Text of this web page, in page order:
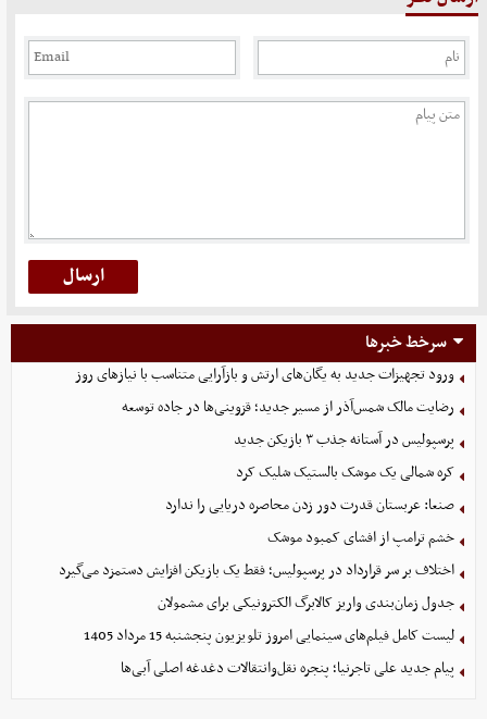
سرخط خبرها
ورود تجهیزات جدید به یگان‌های ارتش و بازآرایی متناسب با نیازهای روز
رضایت مالک شمس‌آذر از مسیر جدید؛ قزوینی‌ها در جاده توسعه
پرسپولیس در آستانه جذب ۳ بازیکن جدید
کره شمالی یک موشک بالستیک شلیک کرد
صنعا: عربستان قدرت دور زدن محاصره دریایی را ندارد
خشم ترامپ از افشای کمبود موشک
اختلاف بر سر قرارداد در پرسپولیس؛ فقط یک بازیکن افزایش دستمزد می‌گیرد
جدول زمان‌بندی واریز کالابرگ الکترونیکی برای مشمولان
لیست کامل فیلم‌های سینمایی امروز تلویزیون پنجشنبه 15 مرداد 1405
پیام جدید علی تاجرنیا؛ پنجره نقل‌وانتقالات دغدغه اصلی آبی‌ها